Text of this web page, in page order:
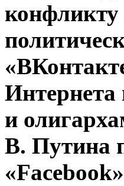
конфликту
Интернета
и
В. Путина
«Facebook»